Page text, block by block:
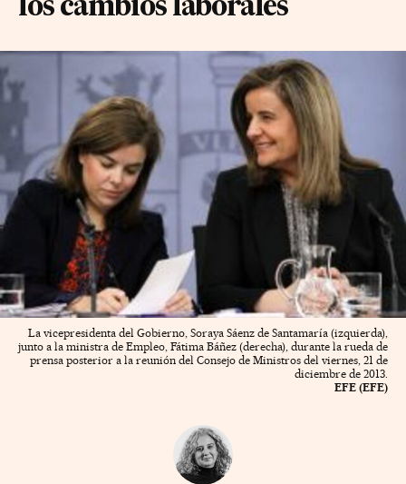
los cambios laborales
La vicepresidenta del Gobierno, Soraya Sáenz de Santamaría (izquierda),
junto a la ministra de Empleo, Fátima Báñez (derecha), durante la rueda de
prensa posterior a la reunión del Consejo de Ministros del viernes, 21 de
diciembre de 2013.
EFE (EFE)